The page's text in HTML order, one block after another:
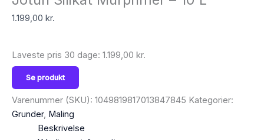
1.199,00 kr.
Laveste pris 30 dage: 1.199,00 kr.
Se produkt
Varenummer (SKU): 1049819817013847845 Kategorier:
Grunder, Maling
Beskrivelse